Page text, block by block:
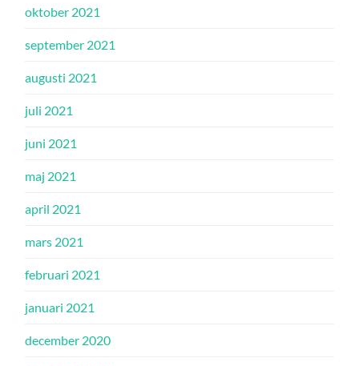
oktober 2021
september 2021
augusti 2021
juli 2021
juni 2021
maj 2021
april 2021
mars 2021
februari 2021
januari 2021
december 2020